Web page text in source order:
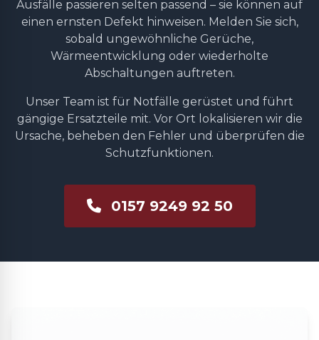
Ausfälle passieren selten passend – sie können auf
einen ernsten Defekt hinweisen. Melden Sie sich,
sobald ungewöhnliche Gerüche,
Wärmeentwicklung oder wiederholte
Abschaltungen auftreten.
Unser Team ist für Notfälle gerüstet und führt
gängige Ersatzteile mit. Vor Ort lokalisieren wir die
Ursache, beheben den Fehler und überprüfen die
Schutzfunktionen.
0157 9249 92 50